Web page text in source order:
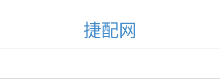
捷配网